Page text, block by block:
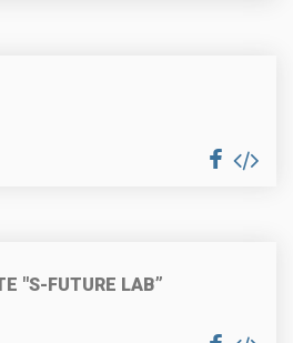
"S-FUTURE LAB”